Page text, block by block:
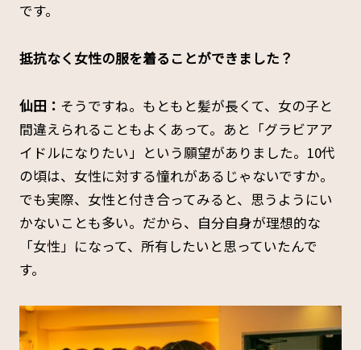
です。
――抵抗なく女性の服を着ることができました？
仙田： そうですね。もともと髪が長くて、女の子と
間違えられることもよくあって。あと「グラビアア
イドルになりたい」という願望がありました。10代
の頃は、女性に対する憧れがあるじゃないですか。
でも実際、女性と付き合ってみると、思うようにい
かないことも多い。だから、自分自身が理想的な
「女性」になって、所有したいと思っていたんで
す。